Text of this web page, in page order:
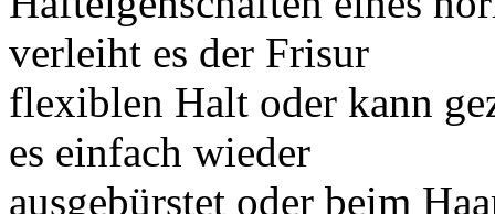
verleiht es der Frisur
flexiblen Halt oder kann
es einfach wieder
ausgebürstet oder beim